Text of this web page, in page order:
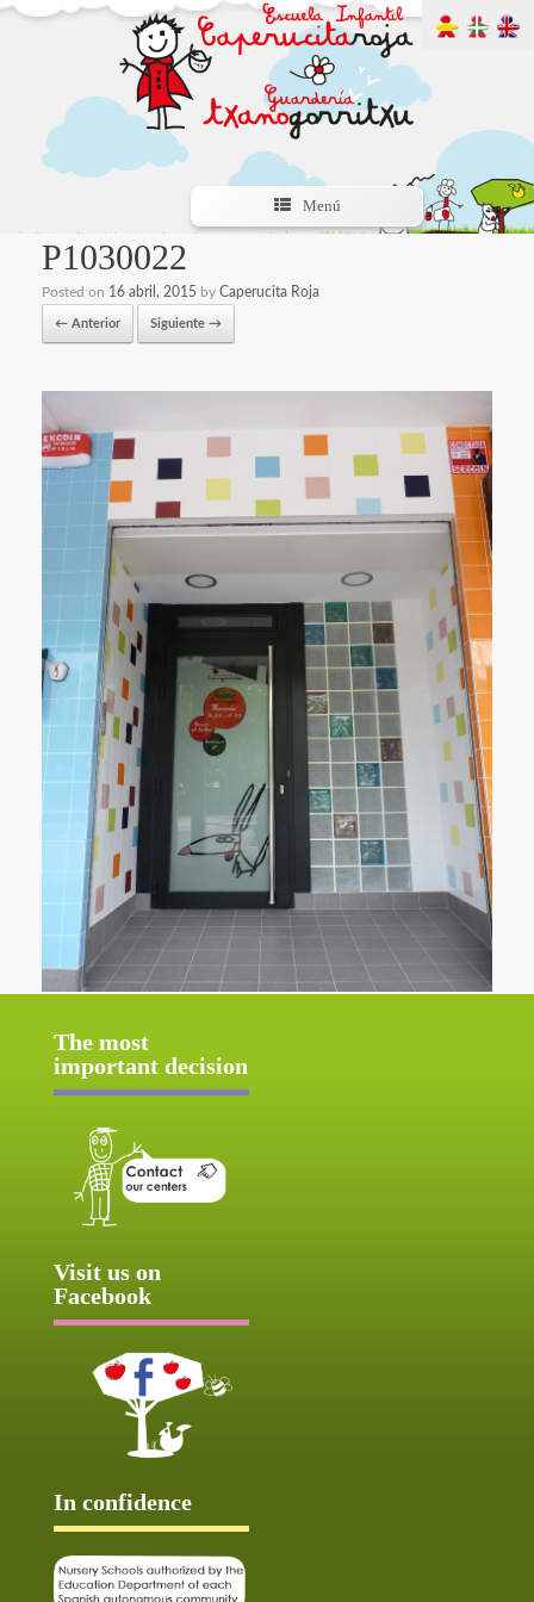
Menú
P1030022
Posted on 16 abril, 2015 by Caperucita Roja
← Anterior Siguiente →
The most
important decision
Visit us on
Facebook
In confidence